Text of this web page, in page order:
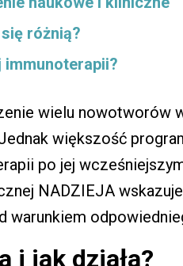
różnią?
wielu nowotworów
większość
po jej
NADZIEJA
i jak działa?